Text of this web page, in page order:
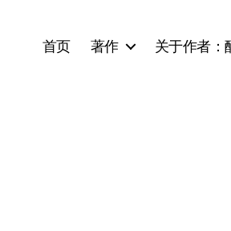
首页 著作 关于作者：